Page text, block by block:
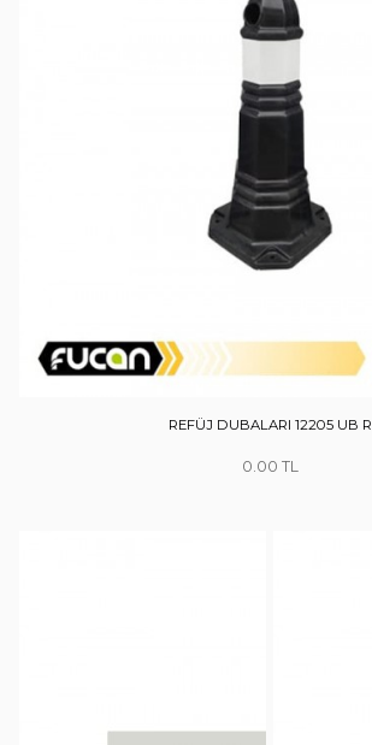
REFÜJ DUBALARI 12205 UB R
0.00